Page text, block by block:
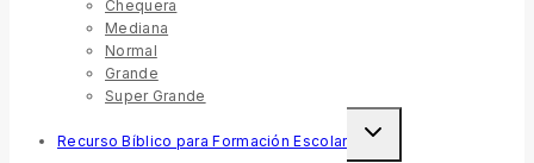
Chequera
Mediana
Normal
Grande
Super Grande
Recurso Bíblico para Formación Escolar